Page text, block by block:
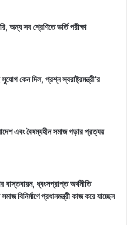
অন্য সব শ্রেণিতে ভর্তি পরীক্ষা
কেন দিল, প্রশ্ন স্বরাষ্ট্রমন্ত্রী’র
এবং বৈষম্যহীন সমাজ গড়ার প্রত্যয়
বাস্তবায়ন, ধ্বংসপ্রাপ্ত অর্থনীতি
বিনির্মাণে প্রধানমন্ত্রী কাজ করে যাচ্ছেন